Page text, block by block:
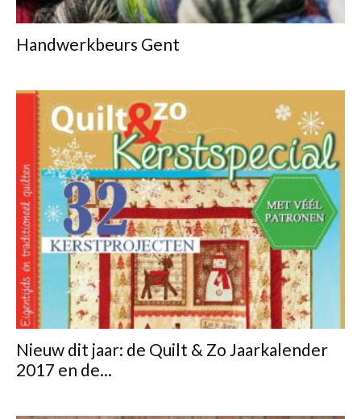
Handwerkbeurs Gent
Nieuw dit jaar: de Quilt & Zo Jaarkalender
2017 en de...